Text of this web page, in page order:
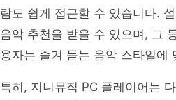
람도 쉽게 접근할 수 있습니다.
음악 추천을 받을 수 있으며, 그
용자는 즐겨 듣는 음악 스타일에
특히, 지니뮤직 PC 플레이어는